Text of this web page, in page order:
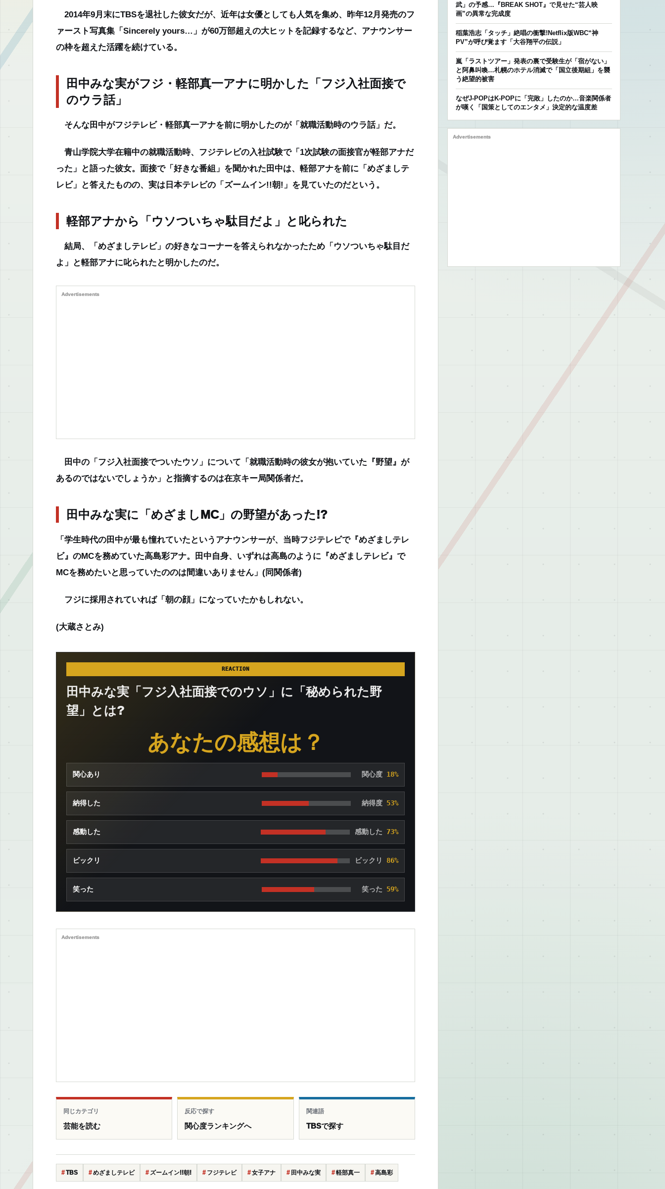
2014年9月末にTBSを退社した彼女だが、近年は女優としても人気を集め、昨年12月発売のフ
ァースト写真集「Sincerely yours…」が60万部超えの大ヒットを記録するなど、アナウンサー
の枠を超えた活躍を続けている。
田中みな実がフジ・軽部真一アナに明かした「フジ入社面接で
のウラ話」
そんな田中がフジテレビ・軽部真一アナを前に明かしたのが「就職活動時のウラ話」だ。
青山学院大学在籍中の就職活動時、フジテレビの入社試験で「1次試験の面接官が軽部アナだ
った」と語った彼女。面接で「好きな番組」を聞かれた田中は、軽部アナを前に「めざましテ
レビ」と答えたものの、実は日本テレビの「ズームイン!!朝!」を見ていたのだという。
軽部アナから「ウソついちゃ駄目だよ」と叱られた
結局、「めざましテレビ」の好きなコーナーを答えられなかったため「ウソついちゃ駄目だ
よ」と軽部アナに叱られたと明かしたのだ。
Advertisements
田中の「フジ入社面接でついたウソ」について「就職活動時の彼女が抱いていた『野望』が
あるのではないでしょうか」と指摘するのは在京キー局関係者だ。
田中みな実に「めざましMC」の野望があった!?
「学生時代の田中が最も憧れていたというアナウンサーが、当時フジテレビで『めざましテレ
ビ』のMCを務めていた高島彩アナ。田中自身、いずれは高島のように『めざましテレビ』で
MCを務めたいと思っていたののは間違いありません」(同関係者)
フジに採用されていれば「朝の顔」になっていたかもしれない。
(大蔵さとみ)
REACTION
田中みな実「フジ入社面接でのウソ」に「秘められた野
望」とは?
あなたの感想は？
関心あり 関心度 18%
納得した 納得度 53%
感動した 感動した 73%
ビックリ ビックリ 86%
笑った 笑った 59%
Advertisements
同じカテゴリ
芸能を読む
反応で探す
関心度ランキングへ
関連語
TBSで探す
TBS めざましテレビ ズームイン!!朝! フジテレビ 女子アナ 田中みな実 軽部真一 高島彩
武」の予感…『BREAK SHOT』で見せた“芸人映
画”の異常な完成度
稲葉浩志「タッチ」絶唱の衝撃!Netflix版WBC“神
PV”が呼び覚ます「大谷翔平の伝説」
嵐「ラストツアー」発表の裏で受験生が「宿がない」
と阿鼻叫喚…札幌のホテル消滅で「国立後期組」を襲
う絶望的被害
なぜJ-POPはK-POPに「完敗」したのか…音楽関係者
が嘆く「国策としてのエンタメ」決定的な温度差
Advertisements